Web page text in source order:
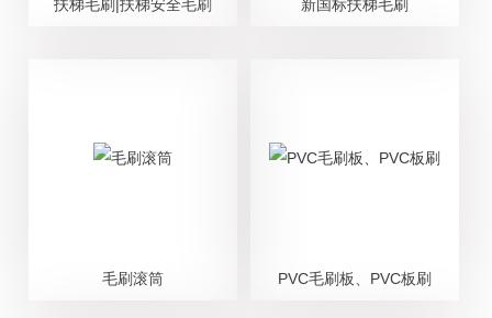
扶梯毛刷|扶梯安全毛刷 新国标扶梯毛刷
毛刷滚筒 PVC毛刷板、PVC板刷